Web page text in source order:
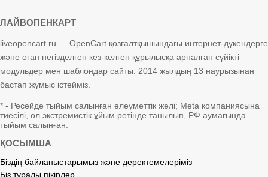
ЛАЙВОПЕНКАРТ
liveopencart.ru — OpenCart қозғалтқышындағы интернет-дүкендерге
және оған негізделген кез-келген құрылысқа арналған сүйікті
модульдер мен шаблондар сайты. 2014 жылдың 13 наурызынан
бастап жұмыс істейміз.
* - Ресейде тыйым салынған әлеуметтік желі; Meta компаниясына
тиесілі, ол экстремистік ұйым ретінде танылып, РФ аумағында
тыйым салынған.
ҚОСЫМША
Біздің байланыстарымыз және деректемелеріміз
Біз туралы пікірлер